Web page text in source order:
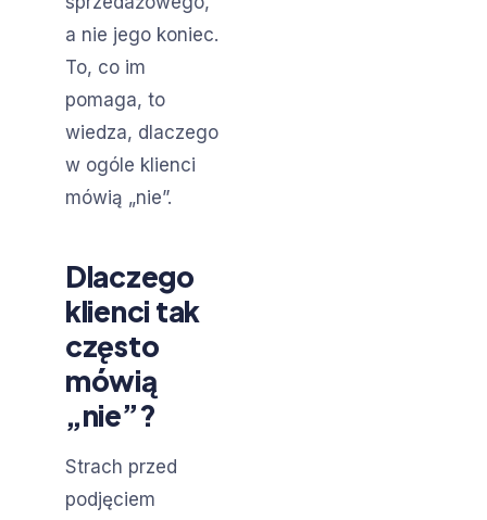
a nie jego koniec.
To, co im
pomaga, to
wiedza, dlaczego
w ogóle klienci
mówią „nie”.
Dlaczego
klienci tak
często
mówią
„nie”?
Strach przed
podjęciem